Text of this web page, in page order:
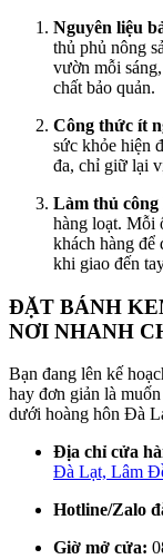
Nguyên liệu
thủ phủ nông
vườn mỗi
chất bảo quản.
Công thức ít
sức khỏe hiện
đa, chỉ giữ lại
Làm thủ công
hàng loạt. Mỗi
khách hàng để
khi giao đến
ĐẶT BÁNH
NƠI NHANH
Bạn đang lên kế
hay đơn giản là
dưới hoàng hôn Đà
Địa chỉ cửa
Đà Lạt, Lâm
Hotline/Zalo
Giờ mở cửa: